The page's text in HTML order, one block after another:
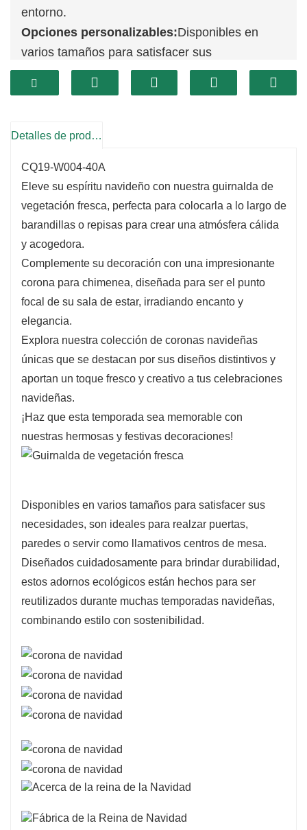
entorno.
Opciones personalizables:Disponibles en
varios tamaños para satisfacer sus
necesidades, son ideales para realzar puertas,
paredes o servir como llamativos centros de
Duradero y sostenible:
brindar durabilidad, están hechos para ser
reutilizados durante muchas temporadas
navideñas, combinando estilo con
sostenibilidad.
Detalles de producto
CQ19-W004-40A
Eleve su espíritu navideño con nuestra guirnalda de
vegetación fresca, perfecta para colocarla a lo largo de
barandillas o repisas para crear una atmósfera cálida
y acogedora.
Complemente su decoración con una impresionante
corona para chimenea, diseñada para ser el punto
focal de su sala de estar, irradiando encanto y
elegancia.
Explora nuestra colección de coronas navideñas
únicas que se destacan por sus diseños distintivos y
aportan un toque fresco y creativo a tus celebraciones
navideñas.
¡Haz que esta temporada sea memorable con
nuestras hermosas y festivas decoraciones!
Disponibles en varios tamaños para satisfacer sus
necesidades, son ideales para realzar puertas,
paredes o servir como llamativos centros de mesa.
Diseñados cuidadosamente para brindar durabilidad,
estos adornos ecológicos están hechos para ser
reutilizados durante muchas temporadas navideñas,
combinando estilo con sostenibilidad.